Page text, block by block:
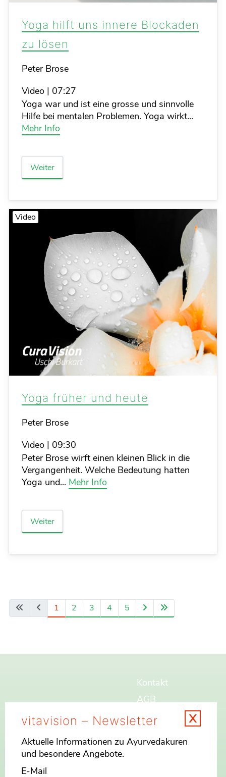
Yoga hilft uns innere Blockaden
zu lösen
Details
Peter Brose
Video | 07:27
Yoga war und ist eine grosse und sinnvolle
Hilfe bei mentalen Problemen. Yoga wirkt...
Mehr Info
Weiter
Video
Yoga früher und heute
Details
Peter Brose
Video | 09:30
Peter Brose wirft einen kleinen Blick in die
Vergangenheit. Welche Bedeutung hatten
Yoga und... Mehr Info
Weiter
1 2 3 4 5
Suchen
Kontakt
AGB
Widerrufsbelehrung
x
vitavision – Newsletter
Aktuelle Informationen zu Ayurvedakuren
und besondere Angebote.
E-Mail